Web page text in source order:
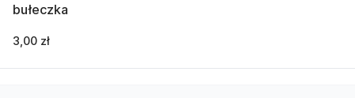
bułeczka
3,00 zł